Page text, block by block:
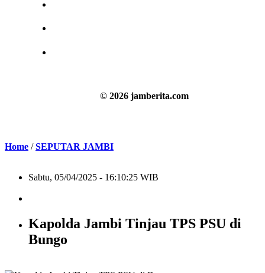
© 2026 jamberita.com
Home /SEPUTAR JAMBI
Sabtu, 05/04/2025 - 16:10:25 WIB
Kapolda Jambi Tinjau TPS PSU di
Bungo